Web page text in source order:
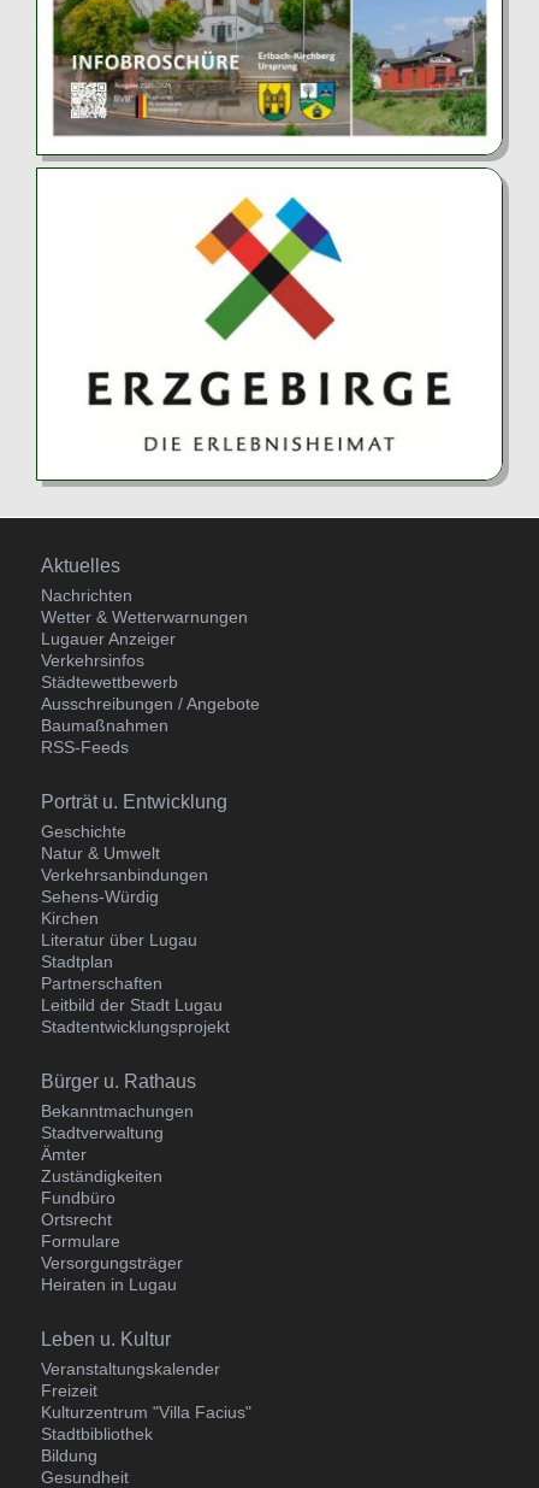
Navigation
überspringen
Aktuelles
Nachrichten
Wetter & Wetterwarnungen
Lugauer Anzeiger
Verkehrsinfos
Städtewettbewerb
Ausschreibungen / Angebote
Baumaßnahmen
RSS-Feeds
Navigation
überspringen
Porträt u. Entwicklung
Geschichte
Natur & Umwelt
Verkehrsanbindungen
Sehens-Würdig
Kirchen
Literatur über Lugau
Stadtplan
Partnerschaften
Leitbild der Stadt Lugau
Stadtentwicklungsprojekt
Navigation
überspringen
Bürger u. Rathaus
Bekanntmachungen
Stadtverwaltung
Ämter
Zuständigkeiten
Fundbüro
Ortsrecht
Formulare
Versorgungsträger
Heiraten in Lugau
Navigation
überspringen
Leben u. Kultur
Veranstaltungskalender
Freizeit
Kulturzentrum "Villa Facius"
Stadtbibliothek
Bildung
Gesundheit